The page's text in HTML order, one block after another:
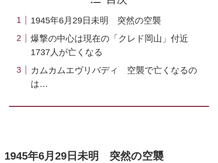
1945年6月29日未明 突然の空襲
爆撃の中心は現在の「クレド岡山」付近
1737人が亡くなる
カムカムエヴリバディ 空襲で亡くなるの
は…
1945年6月29日未明 突然の空襲